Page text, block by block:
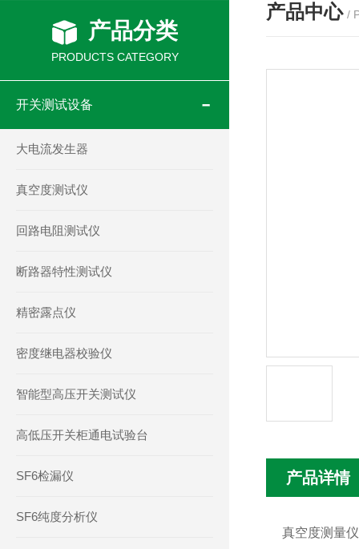
产品分类
PRODUCTS CATEGORY
开关测试设备
大电流发生器
真空度测试仪
回路电阻测试仪
断路器特性测试仪
精密露点仪
密度继电器校验仪
智能型高压开关测试仪
高低压开关柜通电试验台
SF6检漏仪
SF6纯度分析仪
产品中心 /
产品详情
真空度测量仪